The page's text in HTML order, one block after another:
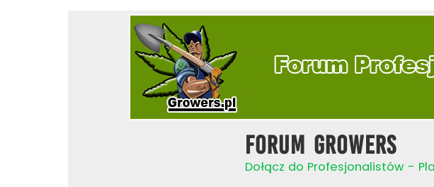
Forum Growers
Dołącz do Profesjonalistów -